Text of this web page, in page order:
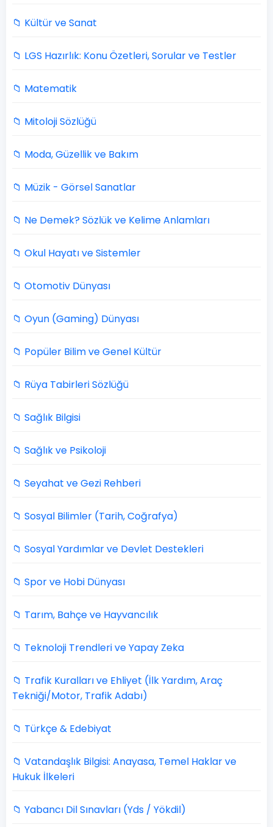
📁 Kültür ve Sanat
📁 LGS Hazırlık: Konu Özetleri, Sorular ve Testler
📁 Matematik
📁 Mitoloji Sözlüğü
📁 Moda, Güzellik ve Bakım
📁 Müzik - Görsel Sanatlar
📁 Ne Demek? Sözlük ve Kelime Anlamları
📁 Okul Hayatı ve Sistemler
📁 Otomotiv Dünyası
📁 Oyun (Gaming) Dünyası
📁 Popüler Bilim ve Genel Kültür
📁 Rüya Tabirleri Sözlüğü
📁 Sağlık Bilgisi
📁 Sağlık ve Psikoloji
📁 Seyahat ve Gezi Rehberi
📁 Sosyal Bilimler (Tarih, Coğrafya)
📁 Sosyal Yardımlar ve Devlet Destekleri
📁 Spor ve Hobi Dünyası
📁 Tarım, Bahçe ve Hayvancılık
📁 Teknoloji Trendleri ve Yapay Zeka
📁 Trafik Kuralları ve Ehliyet (İlk Yardım, Araç
Tekniği/Motor, Trafik Adabı)
📁 Türkçe & Edebiyat
📁 Vatandaşlık Bilgisi: Anayasa, Temel Haklar ve
Hukuk İlkeleri
📁 Yabancı Dil Sınavları (Yds / Yökdil)